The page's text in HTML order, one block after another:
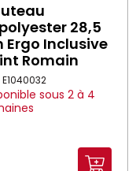
28,5
Ergo Inclusive
Romain
E1040032
sous 2 à 4